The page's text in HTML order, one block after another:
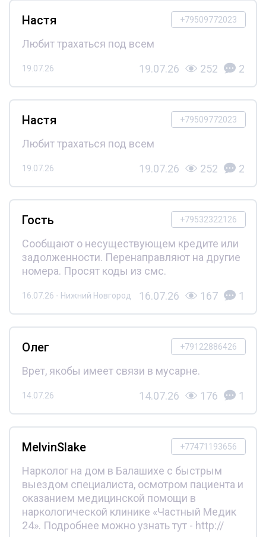
+79509772023
Настя
Любит трахаться под всем
19.07.26 19.07.26 252 2
+79509772023
Настя
Любит трахаться под всем
19.07.26 19.07.26 252 2
+79532322126
Гость
Сообщают о несуществующем кредите или
задолженности. Перенаправляют на другие
номера. Просят коды из смс.
16.07.26 - Нижний Новгород 16.07.26 167 1
+79122886426
Олег
Врет, якобы имеет связи в мусарне.
14.07.26 14.07.26 176 1
+77471193656
MelvinSlake
Нарколог на дом в Балашихе с быстрым
выездом специалиста, осмотром пациента и
оказанием медицинской помощи в
наркологической клинике «Частный Медик
24». Подробнее можно узнать тут - http://